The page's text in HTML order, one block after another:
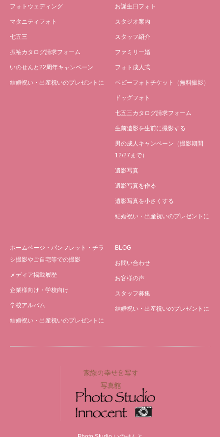
フォトウェディング
マタニティフォト
七五三
振袖カタログ請求フォーム
いのせんと22周年キャンペーン
結婚祝い・出産祝いのプレゼントに
お誕生日フォト
スタジオ案内
スタッフ紹介
ファミリー婚
フォト成人式
ベビーフォトチケット（無料撮影）
ドッグフォト
七五三カタログ請求フォーム
生前遺影を生前に撮影する
男の成人キャンペーン（撮影期間
12/27まで）
遺影写真
遺影写真を作る
遺影写真を小さくする
結婚祝い・出産祝いのプレゼントに
ホームページ・パンフレット・チラ
シ撮影やご自宅等での撮影
メディア掲載履歴
企業様向け・学校向け
学校アルバム
結婚祝い・出産祝いのプレゼントに
BLOG
お問い合わせ
お客様の声
スタッフ募集
結婚祝い・出産祝いのプレゼントに